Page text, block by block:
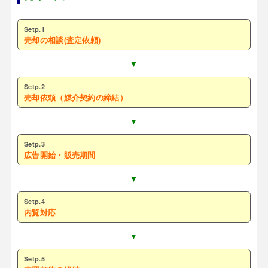
Setp.1
売却の相談(査定依頼)
▼
Setp.2
売却依頼（媒介契約の締結）
▼
Setp.3
広告開始・販売期間
▼
Setp.4
内覧対応
▼
Setp.5